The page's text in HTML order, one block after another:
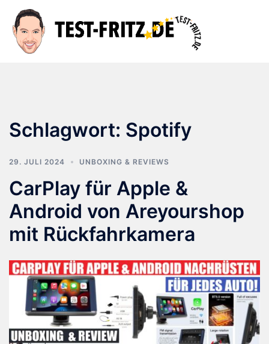
Inhalt
springen
Schlagwort: Spotify
29. JULI 2024 UNBOXING & REVIEWS
CarPlay für Apple &
Android von Areyourshop
mit Rückfahrkamera